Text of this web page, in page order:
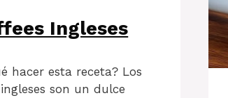
Ingleses
hacer esta receta? Los
son un dulce